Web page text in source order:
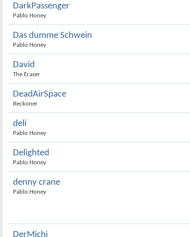
DarkPassenger
Pablo Honey
Das dumme Schwein
Pablo Honey
David
The Eraser
DeadAirSpace
Reckoner
deli
Pablo Honey
Delighted
Pablo Honey
denny crane
Pablo Honey
DerMichi